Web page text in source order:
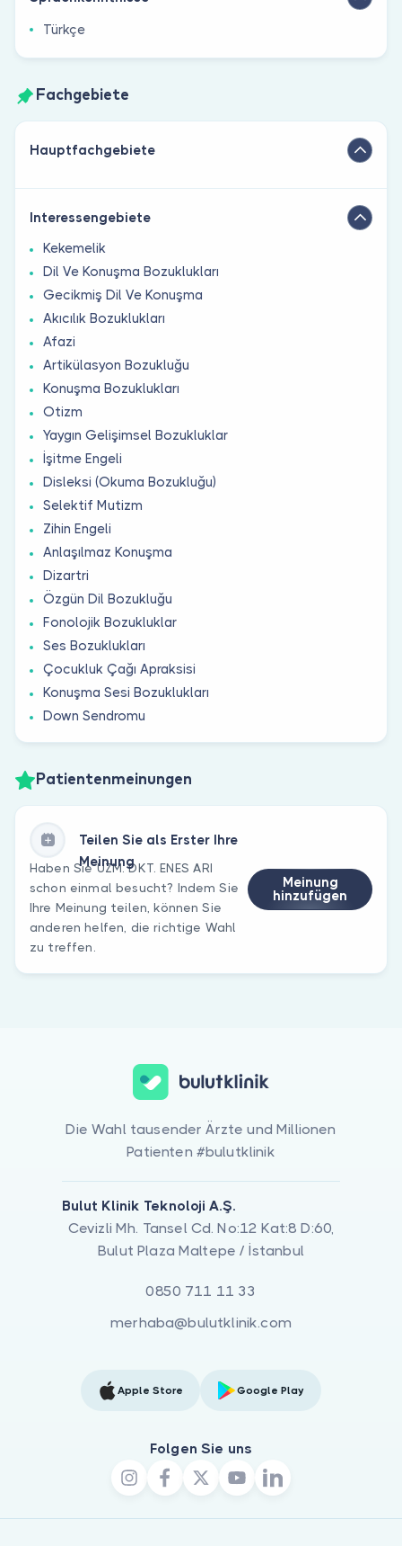
Türkçe
Fachgebiete
Hauptfachgebiete
Interessengebiete
Kekemelik
Dil Ve Konuşma Bozuklukları
Gecikmiş Dil Ve Konuşma
Akıcılık Bozuklukları
Afazi
Artikülasyon Bozukluğu
Konuşma Bozuklukları
Otizm
Yaygın Gelişimsel Bozukluklar
İşitme Engeli
Disleksi (Okuma Bozukluğu)
Selektif Mutizm
Zihin Engeli
Anlaşılmaz Konuşma
Dizartri
Özgün Dil Bozukluğu
Fonolojik Bozukluklar
Ses Bozuklukları
Çocukluk Çağı Apraksisi
Konuşma Sesi Bozuklukları
Down Sendromu
Patientenmeinungen
Teilen Sie als Erster Ihre
Meinung
Haben Sie UZM. DKT. ENES ARI
schon einmal besucht? Indem Sie
Ihre Meinung teilen, können Sie
anderen helfen, die richtige Wahl
zu treffen.
Meinung
hinzufügen
Die Wahl tausender Ärzte und Millionen
Patienten #bulutklinik
Bulut Klinik Teknoloji A.Ş.
Cevizli Mh. Tansel Cd. No:12 Kat:8 D:60,
Bulut Plaza Maltepe / İstanbul
0850 711 11 33
merhaba@bulutklinik.com
Apple Store Google Play
Folgen Sie uns